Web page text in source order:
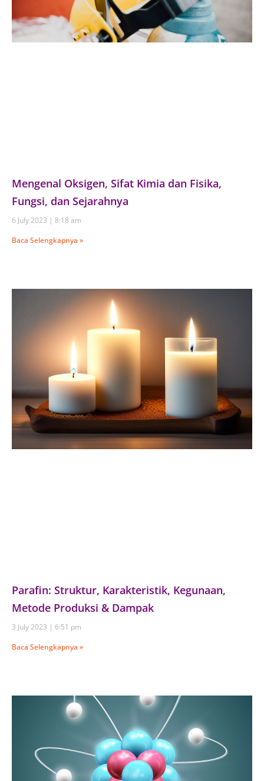
Mengenal Oksigen, Sifat Kimia dan Fisika,
Fungsi, dan Sejarahnya
6 July 2023
8:18 am
Baca Selengkapnya »
Parafin: Struktur, Karakteristik, Kegunaan,
Metode Produksi & Dampak
3 July 2023
6:51 pm
Baca Selengkapnya »